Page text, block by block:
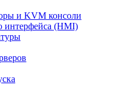
и KVM консоли
интерфейса (HMI)